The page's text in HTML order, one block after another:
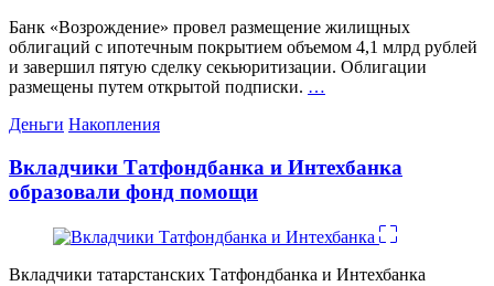
Банк «Возрождение» провел размещение жилищных
облигаций с ипотечным покрытием объемом 4,1 млрд рублей
и завершил пятую сделку секьюритизации. Облигации
размещены путем открытой подписки. …
Категории
Деньги Накопления
Вкладчики Татфондбанка и Интехбанка
образовали фонд помощи
Вкладчики татарстанских Татфондбанка и Интехбанка